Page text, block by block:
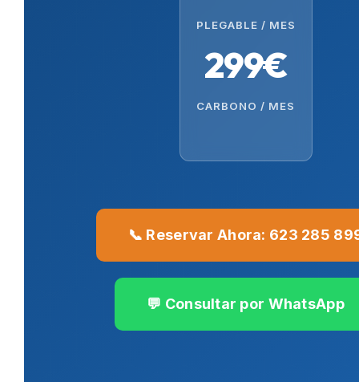
PLEGABLE / MES
299€
CARBONO / MES
📞 Reservar Ahora: 623 285
💬 Consultar por WhatsApp